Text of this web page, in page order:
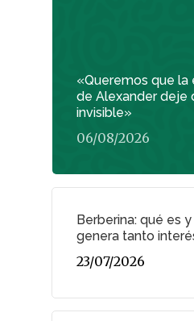
«Queremos que la
de Alexander deje
invisible»
06/08/2026
Berberina: qué es
genera tanto
23/07/2026